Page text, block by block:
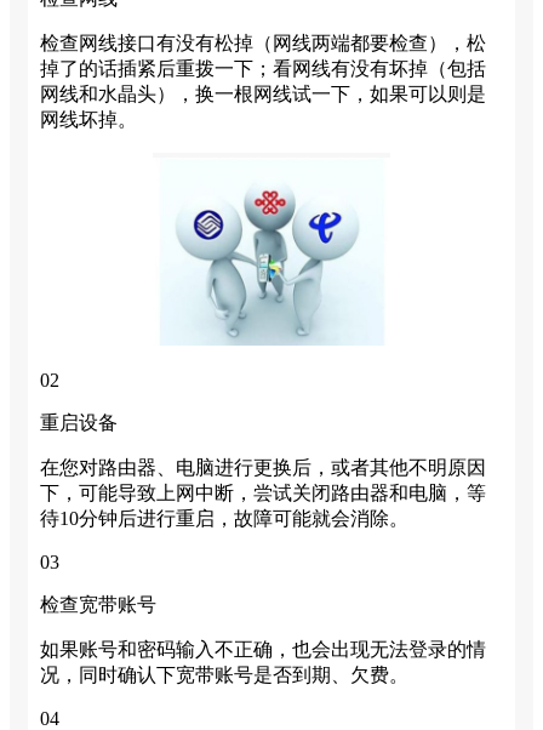
检查网线接口有没有松掉（网线两端都要检查），松
掉了的话插紧后重拨一下；看网线有没有坏掉（包括
网线和水晶头），换一根网线试一下，如果可以则是
网线坏掉。
02
重启设备
在您对路由器、电脑进行更换后，或者其他不明原因
下，可能导致上网中断，尝试关闭路由器和电脑，等
待10分钟后进行重启，故障可能就会消除。
03
检查宽带账号
如果账号和密码输入不正确，也会出现无法登录的情
况，同时确认下宽带账号是否到期、欠费。
04